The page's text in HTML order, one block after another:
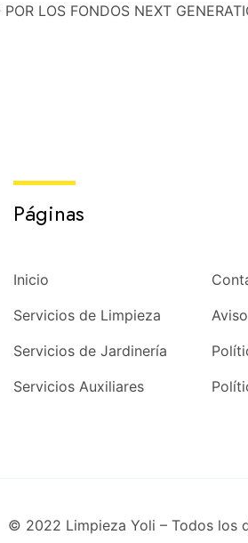
LOS FONDOS NEXT
Páginas
Inicio
Servicios de Limpieza
Servicios de Jardinería
Servicios Auxiliares
© 2022 Limpieza Yoli – Todos los